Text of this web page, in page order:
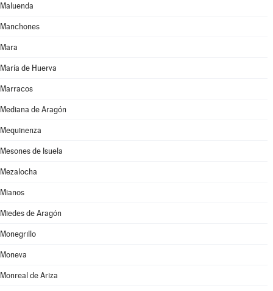
Maluenda
Manchones
Mara
María de Huerva
Marracos
Mediana de Aragón
Mequinenza
Mesones de Isuela
Mezalocha
Mianos
Miedes de Aragón
Monegrillo
Moneva
Monreal de Ariza